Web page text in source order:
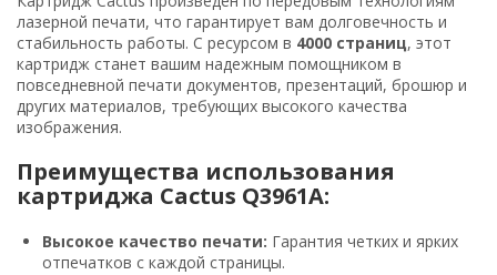
лазерной печати, что гарантирует вам долговечность и
стабильность работы. С ресурсом в 4000 страниц, этот
картридж станет вашим надежным помощником в
повседневной печати документов, презентаций, брошюр и
других материалов, требующих высокого качества
изображения.
Преимущества использования
картриджа Cactus Q3961A:
Высокое качество печати: Гарантия четких и ярких
отпечатков с каждой страницы.